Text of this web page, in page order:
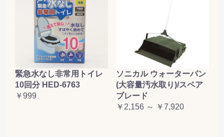
緊急水なし非常用トイレ
10回分 HED-6763
￥999
ソニカル ウォーターパン
(大容量汚水取り)/スペア
ブレード
￥2,156 ～ ￥7,920